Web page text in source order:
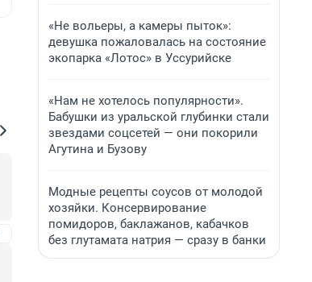
«Не вольеры, а камеры пыток»:
девушка пожаловалась на состояние
экопарка «Лотос» в Уссурийске
«Нам не хотелось популярности».
Бабушки из уральской глубинки стали
звездами соцсетей — они покорили
Агутина и Бузову
Модные рецепты соусов от молодой
хозяйки. Консервирование
помидоров, баклажанов, кабачков
без глутамата натрия — сразу в банки